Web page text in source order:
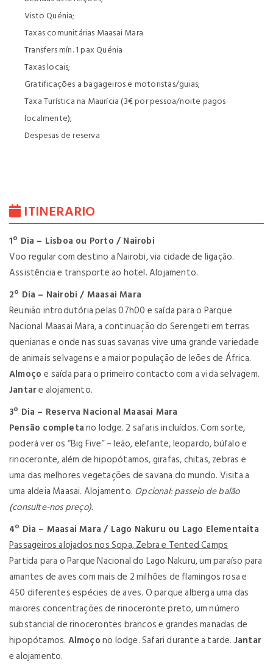
Visto Quénia;
Taxas comunitárias Maasai Mara
Transfers mín. 1 pax Quénia
Taxas locais;
Gratificações a bagageiros e motoristas/guias;
Taxa Turística na Maurícia (3€ por pessoa/noite pagos
localmente);
Despesas de reserva
ITINERARIO
1º Dia – Lisboa ou Porto / Nairobi
Voo regular com destino a Nairobi, via cidade de ligação.
Assistência e transporte ao hotel. Alojamento.
2º Dia – Nairobi / Maasai Mara
Reunião introdutória pelas 07h00 e saída para o Parque
Nacional Maasai Mara, a continuação do Serengeti em terras
quenianas e onde nas suas savanas vive uma grande variedade
de animais selvagens e a maior população de leões de África.
Almoçoe saída para o primeiro contacto com a vida selvagem.
Jantare alojamento.
3º Dia – Reserva Nacional Maasai Mara
Pensão completano lodge. 2 safaris incluídos. Com sorte,
poderá ver os “Big Five” – leão, elefante, leopardo, búfalo e
rinoceronte, além de hipopótamos, girafas, chitas, zebras e
uma das melhores vegetações de savana do mundo. Visita a
uma aldeia Maasai. Alojamento. Opcional: passeio de balão
(consulte-nos preço).
4º Dia – Maasai Mara / Lago Nakuru ou Lago Elementaita
Passageiros alojados nos Sopa, Zebra e Tented Camps
Partida para o Parque Nacional do Lago Nakuru, um paraíso para
amantes de aves com mais de 2 milhões de flamingos rosa e
450 diferentes espécies de aves. O parque alberga uma das
maiores concentrações de rinoceronte preto, um número
substancial de rinocerontes brancos e grandes manadas de
hipopótamos. Almoçono lodge. Safari durante a tarde. Jantar
e alojamento.